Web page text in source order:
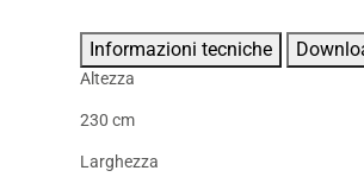
Informazioni tecniche
Altezza
230 cm
Larghezza